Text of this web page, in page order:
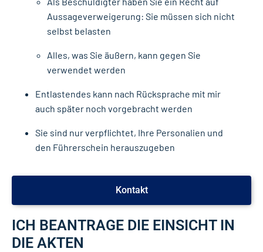
Aussageverweigerung: Sie müssen sich nicht
selbst belasten
Alles, was Sie äußern, kann gegen Sie
verwendet werden
Entlastendes kann nach Rücksprache mit mir
auch später noch vorgebracht werden
Sie sind nur verpflichtet, Ihre Personalien und
den Führerschein herauszugeben
Kontakt
ICH BEANTRAGE DIE EINSICHT IN
DIE AKTEN